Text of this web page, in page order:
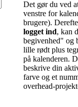
Det gør du ved
venstre for
brugere).
logget ind, kan
begivenhed" og
lille rødt plus
på kalenderen.
beskrive din
farve og et
overhead-